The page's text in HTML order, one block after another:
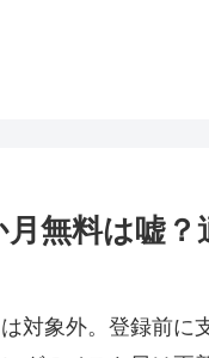
無料は嘘？
対象外。登録前に